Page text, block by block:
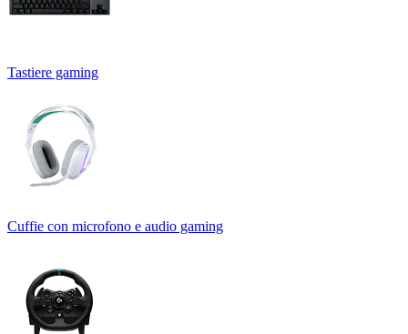
Tastiere gaming
Cuffie con microfono e audio gaming